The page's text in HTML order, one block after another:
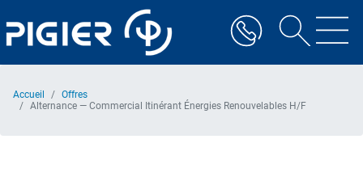
au
contenu
Accueil
Offres
Alternance — Commercial Itinérant Énergies Renouvelables H/F